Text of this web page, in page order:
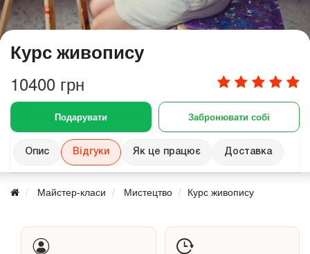
Курс живопису
10400 грн
Подарувати Забронювати собі
Опис Відгуки Як це працює Доставка
Майстер-класи Мистецтво Курс живопису